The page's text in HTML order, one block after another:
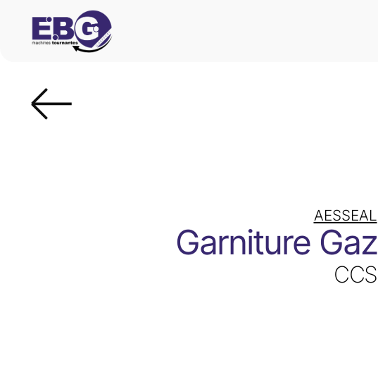
AESSEAL
Garniture Gaz
CCS